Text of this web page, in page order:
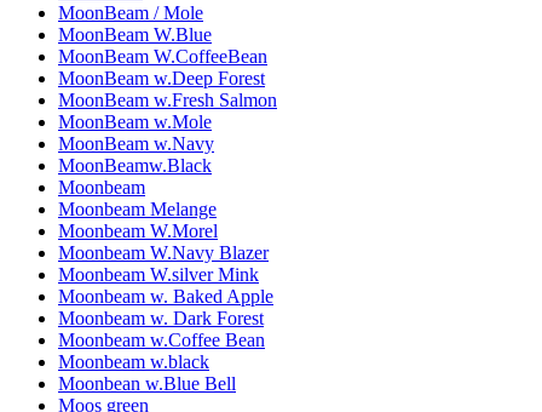
MoonBeam / Mole
MoonBeam W.Blue
MoonBeam W.CoffeeBean
MoonBeam w.Deep Forest
MoonBeam w.Fresh Salmon
MoonBeam w.Mole
MoonBeam w.Navy
MoonBeamw.Black
Moonbeam
Moonbeam Melange
Moonbeam W.Morel
Moonbeam W.Navy Blazer
Moonbeam W.silver Mink
Moonbeam w. Baked Apple
Moonbeam w. Dark Forest
Moonbeam w.Coffee Bean
Moonbeam w.black
Moonbean w.Blue Bell
Moos green